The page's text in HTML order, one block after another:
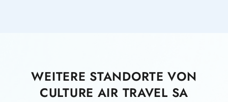
WEITERE STANDORTE VON
CULTURE AIR TRAVEL SA